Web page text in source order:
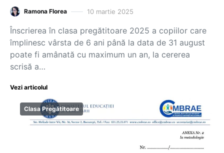
Ramona Florea 10 martie 2025
Înscrierea în clasa pregătitoare 2025 a copiilor care
împlinesc vârsta de 6 ani până la data de 31 august
poate fi amânată cu maximum un an, la cererea
scrisă a…
Vezi articolul
Clasa Pregătitoare